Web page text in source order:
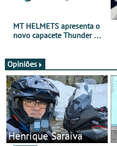
MT HELMETS apresenta o
novo capacete Thunder 4 R
Opiniões
Henrique Saraiva